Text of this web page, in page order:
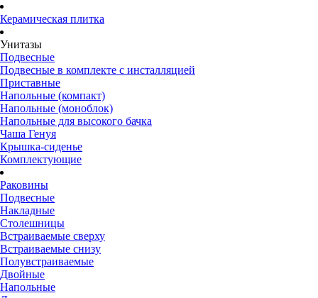
Керамическая плитка
Унитазы
Подвесные
Подвесные в комплекте с инсталляцией
Приставные
Напольные (компакт)
Напольные (моноблок)
Напольные для высокого бачка
Чаша Генуя
Крышка-сиденье
Комплектующие
Раковины
Подвесные
Накладные
Столешницы
Встраиваемые сверху
Встраиваемые снизу
Полувстраиваемые
Двойные
Напольные